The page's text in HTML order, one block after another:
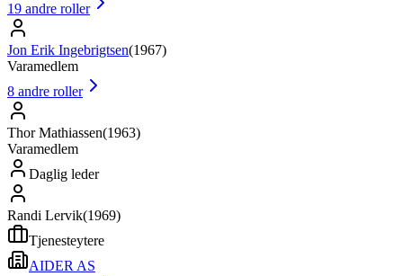
19 andre roller
Jon Erik Ingebrigtsen(1967)
Varamedlem
8 andre roller
Thor Mathiassen(1963)
Varamedlem
Daglig leder
Randi Lervik(1969)
Tjenesteytere
AIDER AS